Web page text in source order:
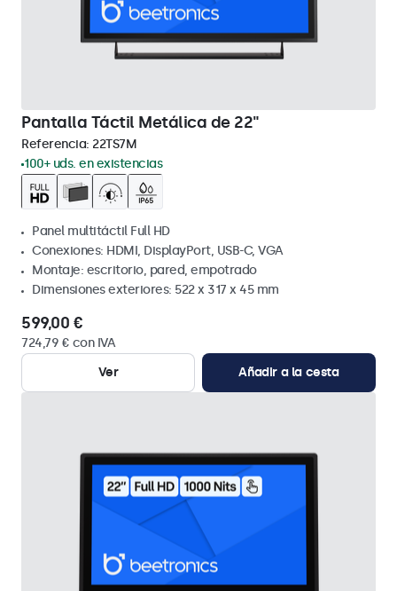
Pantalla Táctil Metálica de 22"
Referencia: 22TS7M
100+ uds. en existencias
Panel multitáctil Full HD
Conexiones: HDMI, DisplayPort, USB-C, VGA
Montaje: escritorio, pared, empotrado
Dimensiones exteriores: 522 x 317 x 45 mm
599,00 €
724,79 € con IVA
Ver
Añadir a la cesta